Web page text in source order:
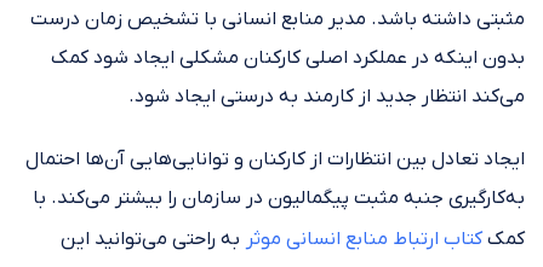
مثبتی داشته باشد. مدیر منابع انسانی با تشخیص زمان درست
بدون اینکه در عملکرد اصلی کارکنان مشکلی ایجاد شود کمک
می‌کند انتظار جدید از کارمند به درستی ایجاد شود.
ایجاد تعادل بین انتظارات از کارکنان و توانایی‌هایی آن‌ها احتمال
به‌کارگیری جنبه مثبت پیگمالیون در سازمان را بیشتر می‌کند. با
کمککتاب ارتباط منابع انسانی موثر به راحتی می‌توانید این